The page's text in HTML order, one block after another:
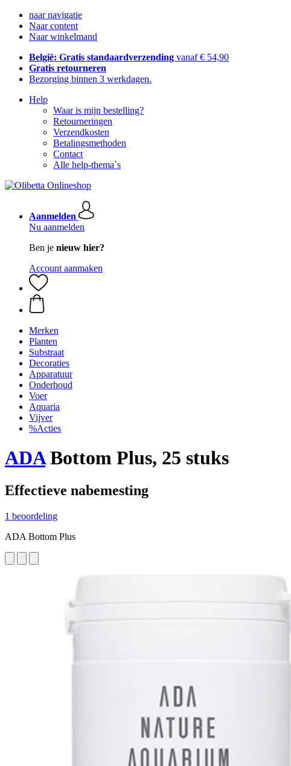
naar navigatie
Naar content
Naar winkelmand
België: Gratis standaardverzending vanaf € 54,90
Gratis retourneren
Bezorging binnen 3 werkdagen.
Help
Waar is mijn bestelling?
Retourneringen
Verzendkosten
Betalingsmethoden
Contact
Alle help-thema`s
Aanmelden
Nu aanmelden
Ben je nieuw hier?
Account aanmaken
Merken
Planten
Substraat
Decoraties
Apparatuur
Onderhoud
Voer
Aquaria
Vijver
%Acties
ADABottom Plus, 25 stuks
Effectieve nabemesting
1 beoordeling
ADA Bottom Plus